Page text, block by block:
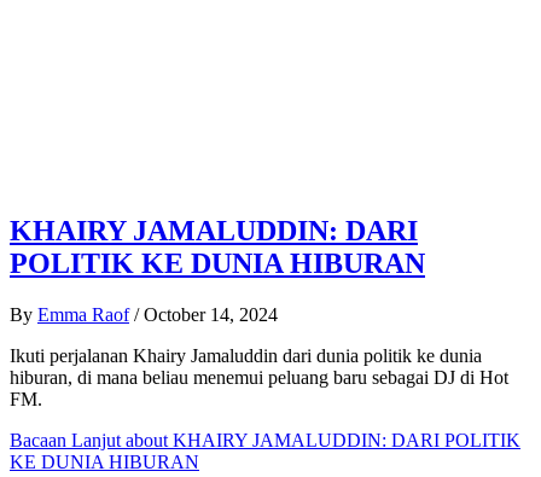
KHAIRY JAMALUDDIN: DARI
POLITIK KE DUNIA HIBURAN
By Emma Raof / October 14, 2024
Ikuti perjalanan Khairy Jamaluddin dari dunia politik ke dunia
hiburan, di mana beliau menemui peluang baru sebagai DJ di Hot
FM.
Bacaan Lanjut about KHAIRY JAMALUDDIN: DARI POLITIK
KE DUNIA HIBURAN